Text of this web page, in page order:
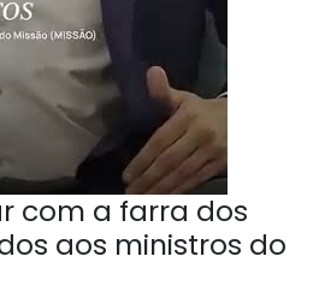
com a farra dos
aos ministros do